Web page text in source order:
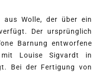
Wolle, der über ein
Der ursprünglich
Barnung entworfene
Louise Sigvardt in
Bei der Fertigung von